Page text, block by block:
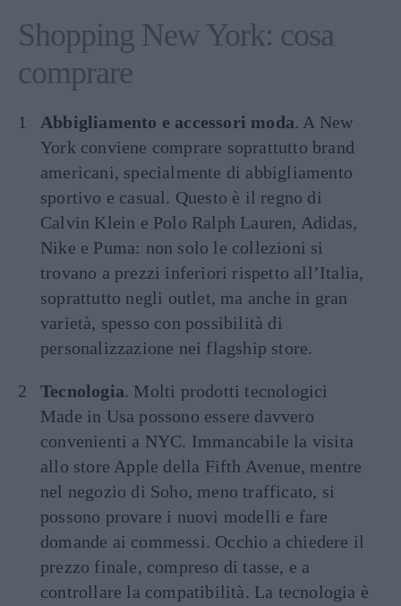
Shopping New York: cosa
comprare
Abbigliamento e accessori moda. A New
York conviene comprare soprattutto brand
americani, specialmente di abbigliamento
sportivo e casual. Questo è il regno di
Calvin Klein e Polo Ralph Lauren, Adidas,
Nike e Puma: non solo le collezioni si
trovano a prezzi inferiori rispetto all’Italia,
soprattutto negli outlet, ma anche in gran
varietà, spesso con possibilità di
personalizzazione nei flagship store.
Tecnologia. Molti prodotti tecnologici
Made in Usa possono essere davvero
convenienti a NYC. Immancabile la visita
allo store Apple della Fifth Avenue, mentre
nel negozio di Soho, meno trafficato, si
possono provare i nuovi modelli e fare
domande ai commessi. Occhio a chiedere il
prezzo finale, compreso di tasse, e a
controllare la compatibilità. La tecnologia è